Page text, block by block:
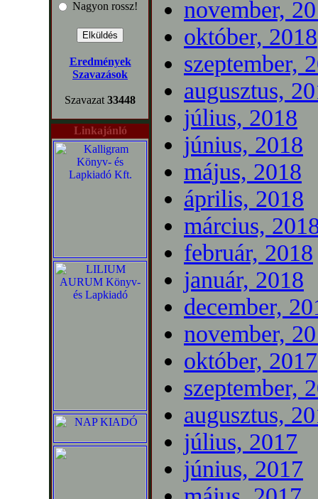
Nagyon rossz!
Eredmények
Szavazások
Szavazat 33448
Linkajánló
november,
október, 2018
szeptember,
augusztus,
július, 2018
június, 2018
május, 2018
április, 2018
március,
február, 2018
január, 2018
december,
november,
október, 2017
szeptember,
augusztus,
július, 2017
június, 2017